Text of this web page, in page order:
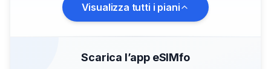
Visualizza tutti i piani
Scarica l’app eSIMfo